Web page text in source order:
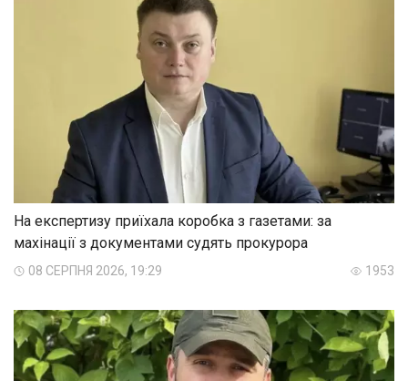
На експертизу приїхала коробка з газетами: за
махінації з документами судять прокурора
08 СЕРПНЯ 2026, 19:29 1953